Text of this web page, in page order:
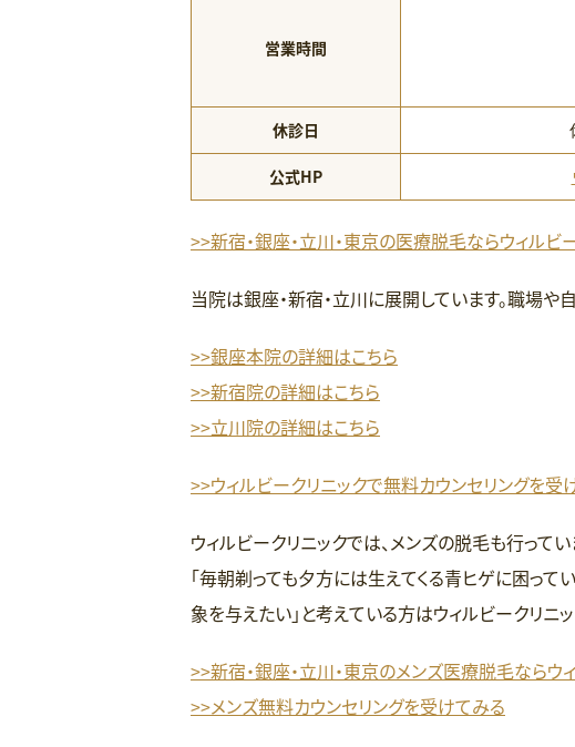
営業時間
休診日
公式HP
>>新宿・銀座・立川・東京の医療脱毛ならウィルビ
当院は銀座・新宿・立川に展開しています。職場や
>>銀座本院の詳細はこちら
>>新宿院の詳細はこちら
>>立川院の詳細はこちら
>>ウィルビークリニックで無料カウンセリングを受
ウィルビークリニックでは、メンズの脱毛も行ってい
「毎朝剃っても夕方には生えてくる青ヒゲに困って
象を与えたい」と考えている方はウィルビークリニ
>>新宿・銀座・立川・東京のメンズ医療脱毛ならウ
>>メンズ無料カウンセリングを受けてみる